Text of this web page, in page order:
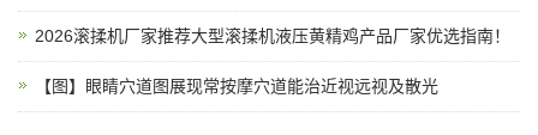
2026滚揉机厂家推荐大型滚揉机液压黄精鸡产品厂家优选指南！
【图】眼睛穴道图展现常按摩穴道能治近视远视及散光